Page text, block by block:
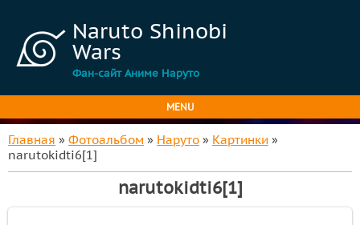
Naruto Shinobi
Wars
Фан-сайт Аниме Наруто
MENU
Главная » Фотоальбом » Наруто » Картинки »
narutokidti6[1]
narutokidti6[1]